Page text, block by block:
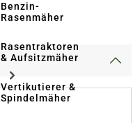
Benzin-
Rasenmäher
Rasentraktoren
& Aufsitzmäher
Vertikutierer &
Spindelmäher